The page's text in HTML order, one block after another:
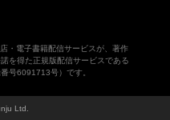
・電子書籍配信サービスが、著作
を得た正規版配信サービスである
号6091713号）です。
Ltd.